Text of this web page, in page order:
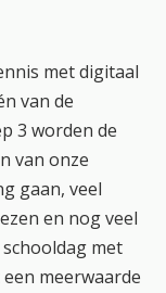
met digitaal
van de
3 worden de
van onze
gaan, veel
en nog veel
met
meerwaarde